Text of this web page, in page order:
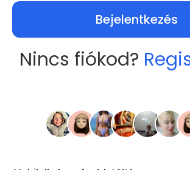
Bejelentkezés
Nincs fiókod?